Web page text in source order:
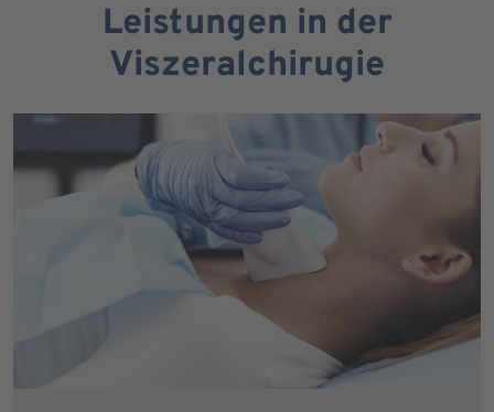
Leistungen in der
Viszeralchirugie